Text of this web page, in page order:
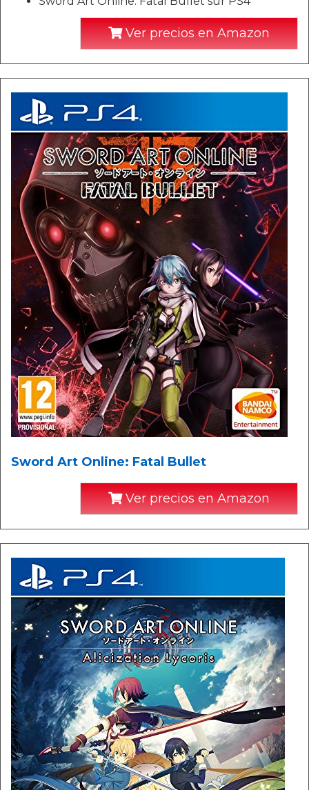
Ver precios en Amazon
Sword Art Online: Fatal Bullet
Ver precios en Amazon